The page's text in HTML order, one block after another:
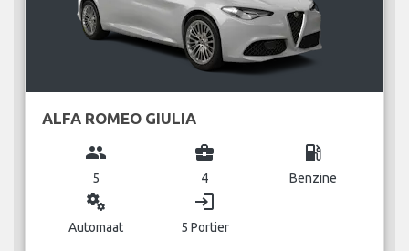
ALFA ROMEO GIULIA
group
5
business_center
4
local_gas_station
Benzine
miscellaneous_services
Automaat
login
5 Portier